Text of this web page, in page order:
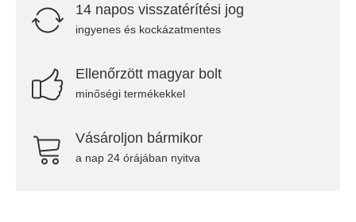
14 napos visszatérítési jog
ingyenes és kockázatmentes
Ellenőrzött magyar bolt
minőségi termékekkel
Vásároljon bármikor
a nap 24 órájában nyitva